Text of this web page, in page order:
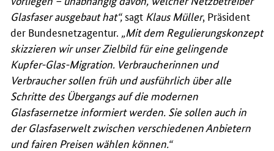
Glasfaser ausgebaut hat“,sagt Klaus Müller, Präsident
der Bundesnetzagentur.
„Mit dem Regulierungskonzept
skizzieren wir unser Zielbild für eine gelingende
Kupfer-Glas-Migration. Verbraucherinnen und
Verbraucher sollen früh und ausführlich über alle
Schritte des Übergangs auf die modernen
Glasfasernetze informiert werden. Sie sollen auch in
der Glasfaserwelt zwischen verschiedenen Anbietern
und fairen Preisen wählen können.“